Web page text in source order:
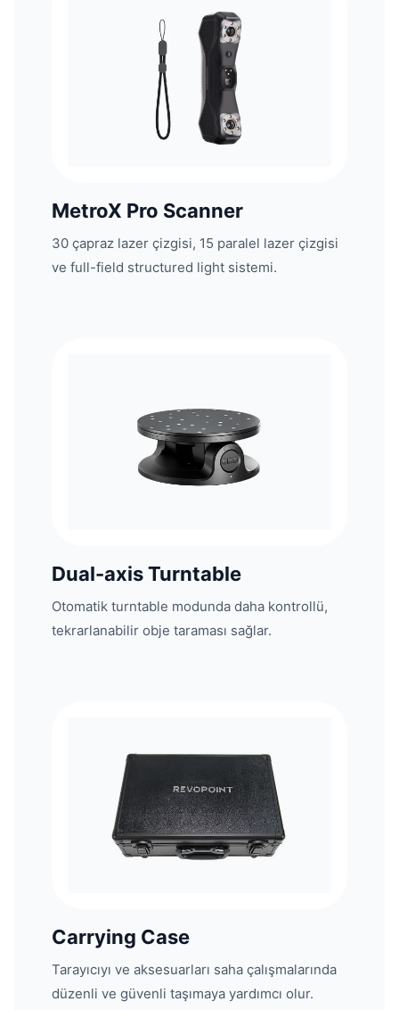
MetroX Pro Scanner
30 çapraz lazer çizgisi, 15 paralel lazer çizgisi
ve full-field structured light sistemi.
Dual-axis Turntable
Otomatik turntable modunda daha kontrollü,
tekrarlanabilir obje taraması sağlar.
Carrying Case
Tarayıcıyı ve aksesuarları saha çalışmalarında
düzenli ve güvenli taşımaya yardımcı olur.